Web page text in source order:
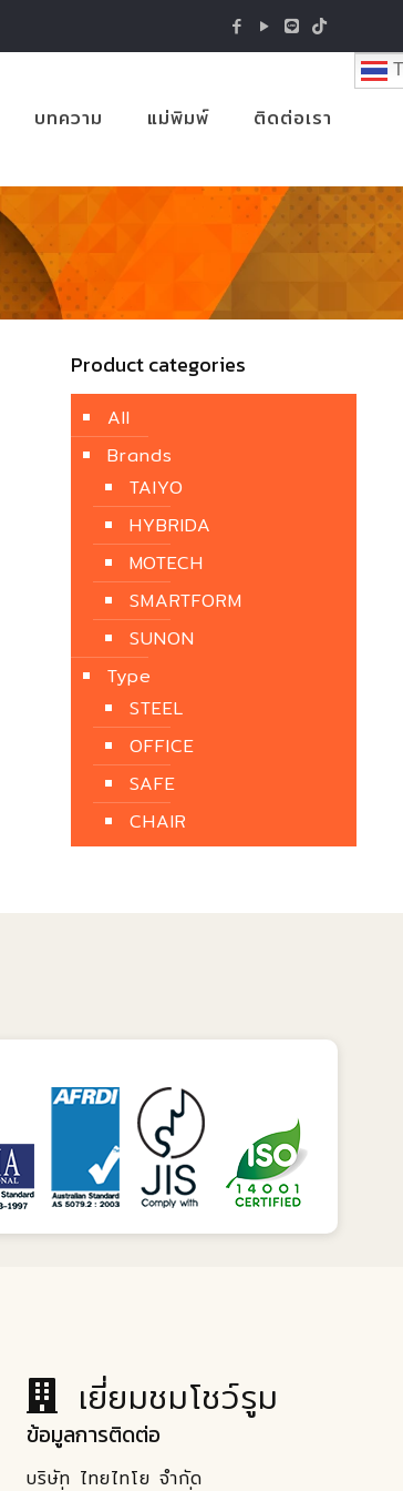
บทความ แม่พิมพ์ ติดต่อเรา
Product categories
All
Brands
TAIYO
HYBRIDA
MOTECH
SMARTFORM
SUNON
Type
STEEL
OFFICE
SAFE
CHAIR
เยี่ยมชมโชว์รูม
ข้อมูลการติดต่อ
บริษัท ไทยไทโย จำกัด